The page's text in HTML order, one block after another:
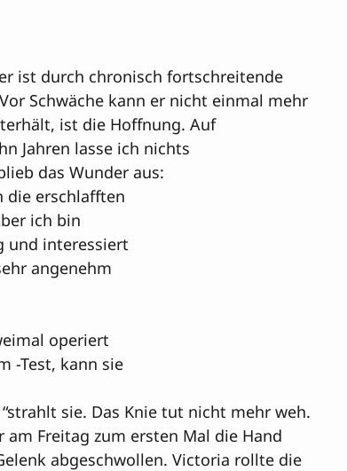
ist durch chronisch fortschreitende
Schwäche kann er nicht einmal mehr
ist die Hoffnung. Auf
Jahren lasse ich nichts
das Wunder aus:
die erschlafften
ich bin
und interessiert
angenehm
operiert
-Test, kann sie
sie. Das Knie tut nicht mehr weh.
am Freitag zum ersten Mal die Hand
abgeschwollen. Victoria rollte die